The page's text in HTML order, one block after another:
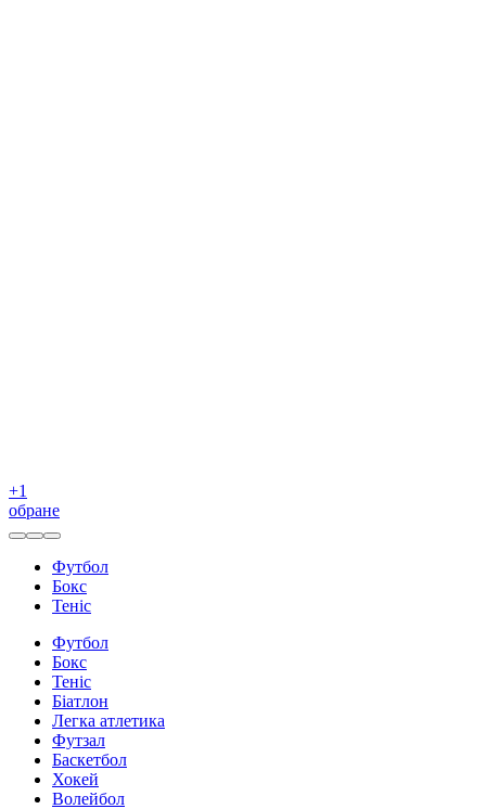
+1
обране
Футбол
Бокс
Теніс
Футбол
Бокс
Теніс
Біатлон
Легка атлетика
Футзал
Баскетбол
Хокей
Волейбол